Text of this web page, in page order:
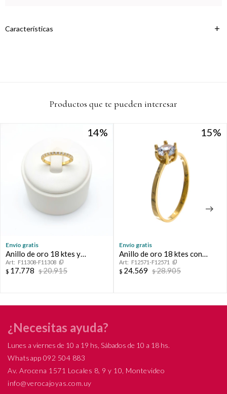
Características
Productos que te pueden interesar
14
14
Envío gratis
Anillo de oro 18 ktes y
circonias.
F11308-F11308
$ 17.778 $20.915
15
15
Envío gratis
Anillo de oro 18 ktes con
circonia.
F12571-F12571
$ 24.569 $28.905
¿Necesitas ayuda?
Lunes a viernes de 10 a 19 hs, Sábados de 10 a 18 hs.
Whatsapp 092 504 883
Av. Arocena 1571 Locales 8, 9 y 10, Montevideo
info@verocajoyas.com.uy